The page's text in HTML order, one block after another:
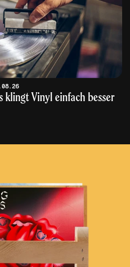
am: 05.08.26
klingt Vinyl einfach besser